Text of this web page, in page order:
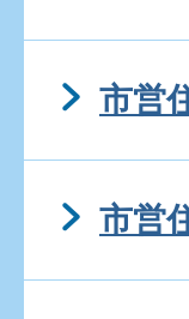
市営
市営